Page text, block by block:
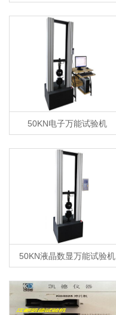
50KN电子万能试验机
50KN液晶数显万能试验机